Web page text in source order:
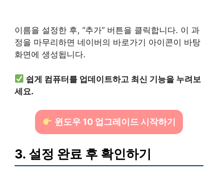
이름을 설정한 후, “추가” 버튼을 클릭합니다. 이 과
정을 마무리하면 네이버의 바로가기 아이콘이 바탕
화면에 생성됩니다.
쉽게 컴퓨터를 업데이트하고 최신 기능을 누려보
세요.
윈도우 10 업그레이드 시작하기
3. 설정 완료 후 확인하기